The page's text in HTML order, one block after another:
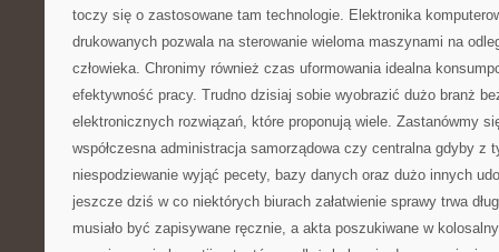
toczy się o zastosowane tam technologie. Elektronika
drukowanych pozwala na sterowanie wieloma maszynami na
człowieka. Chronimy również czas uformowania idealna
efektywność pracy. Trudno dzisiaj sobie wyobrazić dużo branż
elektronicznych rozwiązań, które proponują wiele. Zastanówmy
współczesna administracja samorządowa czy centralna gdyby z
niespodziewanie wyjąć pecety, bazy danych oraz dużo innych
jeszcze dziś w co niektórych biurach załatwienie sprawy trwa
musiało być zapisywane ręcznie, a akta poszukiwane w